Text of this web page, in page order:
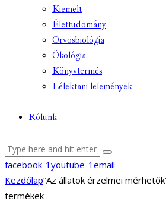
Kiemelt
Élettudomány
Orvosbiológia
Ökológia
Könyvtermés
Lélektani lelemények
Rólunk
facebook-1 youtube-1 email
Kezdőlap“Az állatok érzelmei
termékek